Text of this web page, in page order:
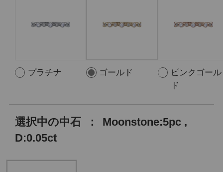
プラチナ ゴールド
ピンクゴール
ド
選択中の中石 ：
Moonstone:5pc ,
D:0.05ct